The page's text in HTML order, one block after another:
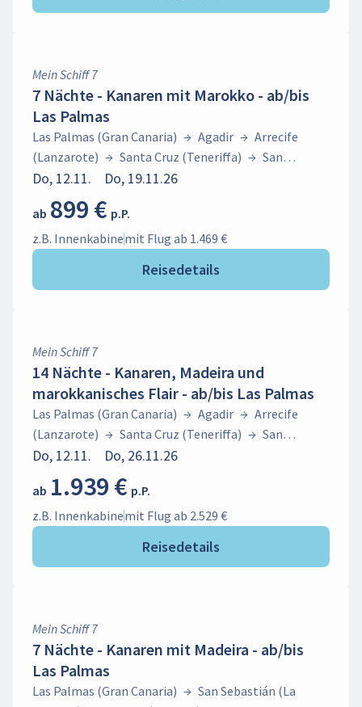
Mein Schiff 7
7 Nächte - Kanaren mit Marokko - ab/bis
Las Palmas
Las Palmas (Gran Canaria) → Agadir → Arrecife
(Lanzarote) → Santa Cruz (Teneriffa) → San
Sebastián (La Gomera) →
Do, 12.11. Do, 19.11.26
ab 899 € p.P.
z.B. Innenkabinemit Flug ab 1.469 €
Reisedetails
Mein Schiff 7
14 Nächte - Kanaren, Madeira und
marokkanisches Flair - ab/bis Las Palmas
Las Palmas (Gran Canaria) → Agadir → Arrecife
(Lanzarote) → Santa Cruz (Teneriffa) → San
Sebastián (La Gomera) →
Canaria) → San Sebastián (La Gomera)
(Madeira) → Santa Cruz (Teneriffa)
Rosario (Fuerteventura) →
Las Palmas (Gran
Canaria)
Do, 12.11. Do, 26.11.26
ab 1.939 € p.P.
z.B. Innenkabinemit Flug ab 2.529 €
Reisedetails
Mein Schiff 7
7 Nächte - Kanaren mit Madeira - ab/bis
Las Palmas
Las Palmas (Gran Canaria) → San Sebastián (La